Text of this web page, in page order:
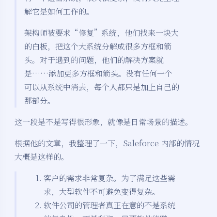
解它是如何工作的。
架构师被要求“修复”系统，他们找来一块大
的白板，把这个大系统分解成很多方框和箭
头。对于遇到的问题，他们的解决方案就
是……添加更多方框和箭头。没有任何一个
可以从系统中消去，每个人都只是加上自己的
那部分。
这一段是不是写得很形象，就像是日常场景的描述。
根据他的文章，我整理了一下，Saleforce 内部的情况
大概是这样的。
客户的需求非常复杂。为了满足这些需
求，大型软件不可避免变得复杂。
软件公司的管理者真正在意的不是系统